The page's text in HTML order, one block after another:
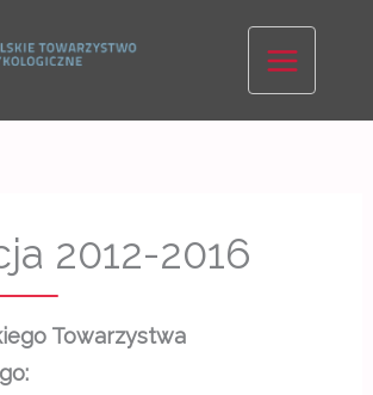
2012-2016
Towarzystwa